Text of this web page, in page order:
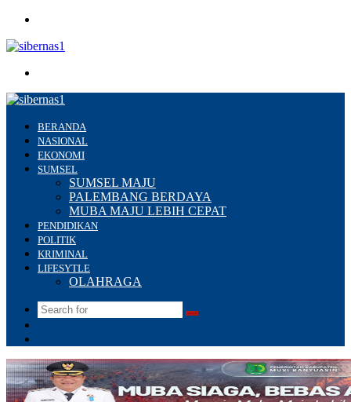
BERANDA
NASIONAL
EKONOMI
SUMSEL
SUMSEL MAJU
PALEMBANG BERDAYA
MUBA MAJU LEBIH CEPAT
PENDIDIKAN
POLITIK
KRIMINAL
LIFESYTLE
OLAHRAGA
Search